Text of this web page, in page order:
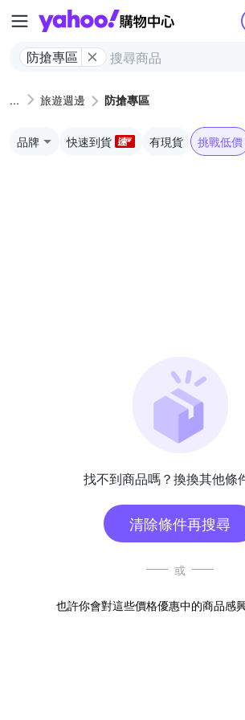
Yahoo購物
防搶專區
旅遊週邊 防搶專區
品牌 快速到貨 有現貨 挑戰低價
找不到商品嗎？換換其他條
清除條件再搜尋
或
也許你會對這些價格優惠中的商品感